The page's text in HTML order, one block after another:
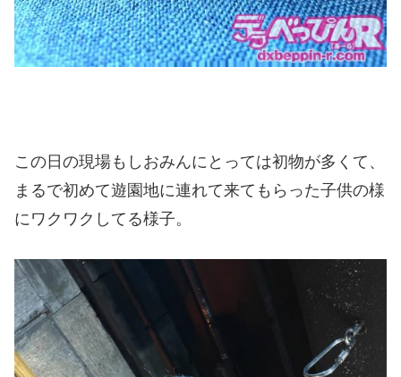
この日の現場もしおみんにとっては初物が多くて、
まるで初めて遊園地に連れて来てもらった子供の様
にワクワクしてる様子。